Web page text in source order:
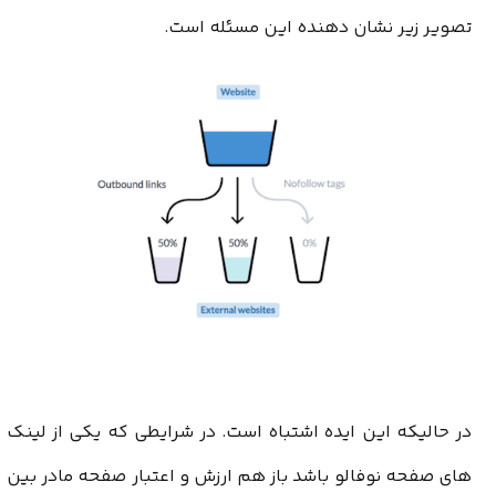
تصویر زیر نشان دهنده این مسئله است.
در حالیکه این ایده اشتباه است. در شرایطی که یکی از لینک
های صفحه نوفالو باشد باز هم ارزش و اعتبار صفحه مادر بین